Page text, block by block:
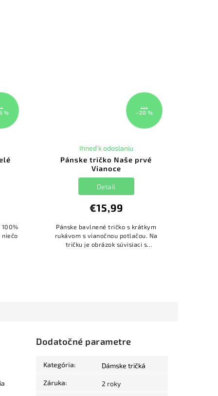
%
niečo
€20
–20 %
Pánske tričko Naše prvé
Vianoce
Ihneď k odoslaniu
€15,99
Detail
Pánske bavlnené tričko s krátkym
rukávom s vianočnou potlačou. Na
tričku je obrázok súvisiaci s
Dodatočné parametre
Kategória: Dámske tričká
Záruka: 2 roky